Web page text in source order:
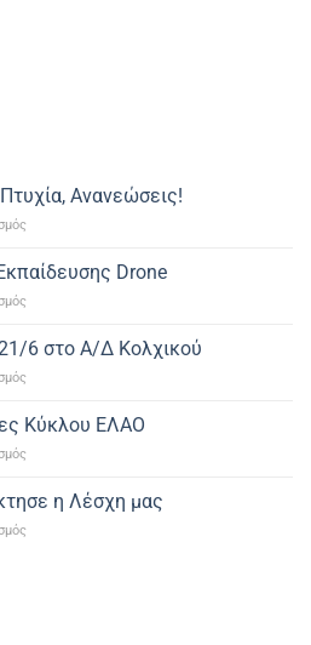
Ανανεώσεις!
(4)
Drone
Κέντρο
Εκπαίδευσης
6 στο Α/Δ Kολχικού
19-
Α/
Κύκλου ΕΛΑΟ
Αγώνες
Κύκλου
η Λέσχη μας